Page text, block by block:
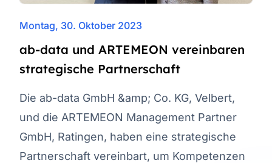
Montag, 30. Oktober 2023
ab-data und ARTEMEON vereinbaren
strategische Partnerschaft
Die ab-data GmbH &amp; Co. KG, Velbert,
und die ARTEMEON Management Partner
GmbH, Ratingen, haben eine strategische
Partnerschaft vereinbart, um Kompetenzen